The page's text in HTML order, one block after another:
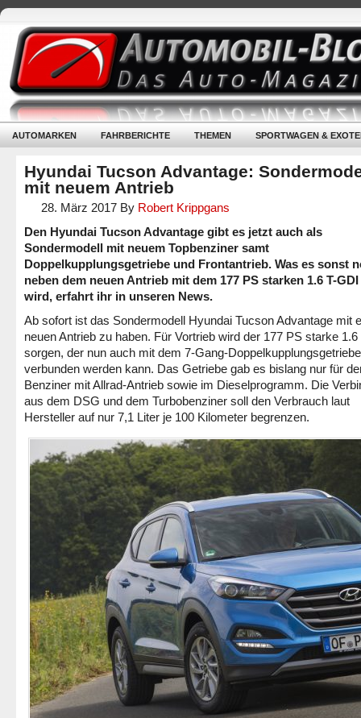
AUTOMARKEN FAHRBERICHTE THEMEN SPORTWAGEN &
Hyundai Tucson Advantage:
mit neuem Antrieb
28. März 2017 By Robert Krippgans
Den Hyundai Tucson Advantage gibt es jetzt auch als
Sondermodell mit neuem Topbenziner samt
Doppelkupplungsgetriebe und Frontantrieb. Was es sonst
neben dem neuen Antrieb mit dem 177 PS starken 1.6 T-
wird, erfahrt ihr in unseren News.
Ab sofort ist das Sondermodell Hyundai Tucson Advantage mit
neuen Antrieb zu haben. Für Vortrieb wird der 177 PS starke 1.6
sorgen, der nun auch mit dem 7-Gang-
verbunden werden kann. Das Getriebe gab es bislang nur für
Benziner mit Allrad-Antrieb sowie im Dieselprogramm. Die
aus dem DSG und dem Turbobenziner soll den Verbrauch laut
Hersteller auf nur 7,1 Liter je 100 Kilometer begrenzen.